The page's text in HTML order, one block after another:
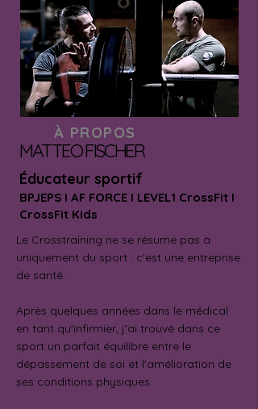
À PROPOS
MATTEO FISCHER
Éducateur sportif
BPJEPS I AF FORCE I LEVEL1 CrossFit I
CrossFit Kids
Le Crosstraining ne se résume pas à
uniquement du sport : c'est une entreprise
de santé.
Après quelques années dans le médical
en tant qu'infirmier, j'ai trouvé dans ce
sport un parfait équilibre entre le
dépassement de soi et l'amélioration de
ses conditions physiques.